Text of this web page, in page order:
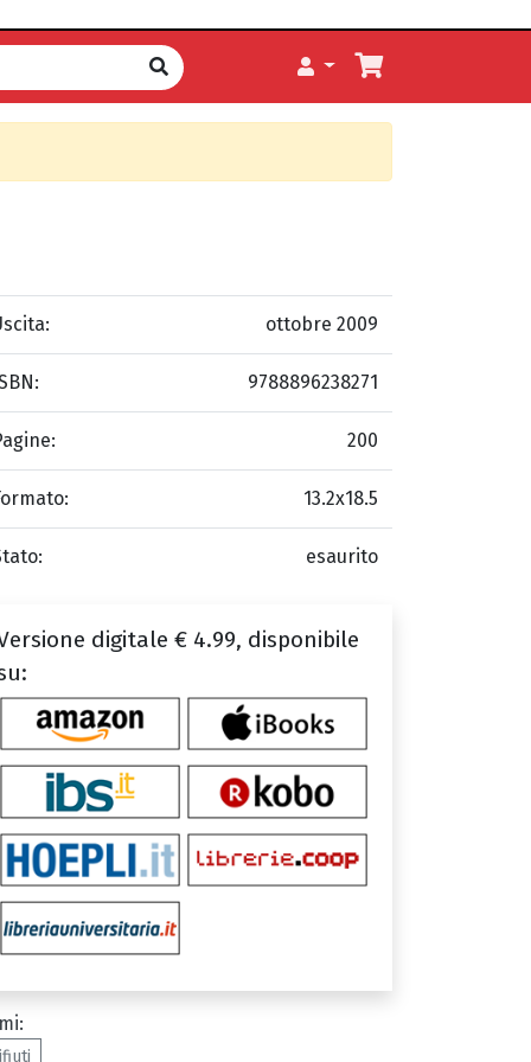
ottobre 2009
9788896238271
200
13.2x18.5
esaurito
digitale € 4.99, disponibile